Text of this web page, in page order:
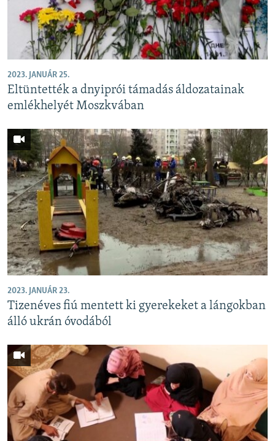
2023. JANUÁR 25.
Eltüntették a dnyiprói támadás áldozatainak
emlékhelyét Moszkvában
2023. JANUÁR 23.
Tizenéves fiú mentett ki gyerekeket a lángokban
álló ukrán óvodából